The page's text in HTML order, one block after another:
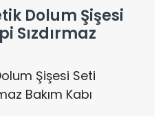
Dolum Şişesi
Sızdırmaz
Şişesi Seti
Bakım Kabı